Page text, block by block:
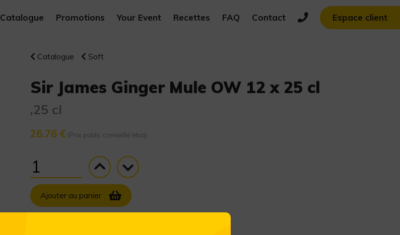
Catalogue Promotions Your Event Recettes FAQ Contact Espace client
Catalogue Soft
Sir James Ginger Mule OW 12 x 25 cl
,25 cl
26.76 €(Prix public conseillé htva)
Ajouter au panier